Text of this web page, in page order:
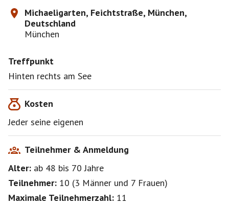
Michaeligarten, Feichtstraße, München,
Deutschland
München
Treffpunkt
Hinten rechts am See
Kosten
Jeder seine eigenen
Teilnehmer & Anmeldung
Alter: ab 48 bis 70Jahre
Teilnehmer: 10 (3 Männer und 7 Frauen)
Maximale Teilnehmerzahl: 11